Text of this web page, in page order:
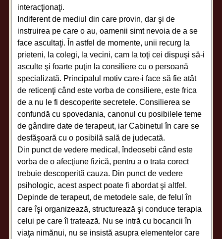
interacţionaţi.
Indiferent de mediul din care provin, dar şi de
instruirea pe care o au, oamenii simt nevoia de a se
face ascultaţi. În astfel de momente, unii recurg la
prieteni, la colegi, la vecini, cam la toţi cei dispuşi să-i
asculte şi foarte puţin la consiliere cu o persoană
specializată. Principalul motiv care-i face să fie atât
de reticenţi când este vorba de consiliere, este frica
de a nu le fi descoperite secretele. Consilierea se
confundă cu spovedania, canonul cu posibilele teme
de gândire date de terapeut, iar Cabinetul în care se
desfăşoară cu o posibilă sală de judecată.
Din punct de vedere medical, îndeosebi când este
vorba de o afecţiune fizică, pentru a o trata corect
trebuie descoperită cauza. Din punct de vedere
psihologic, acest aspect poate fi abordat şi altfel.
Depinde de terapeut, de metodele sale, de felul în
care îşi organizează, structurează şi conduce terapia
celui pe care îl tratează. Nu se intră cu bocancii în
viaţa nimănui, nu se insistă asupra elementelor care